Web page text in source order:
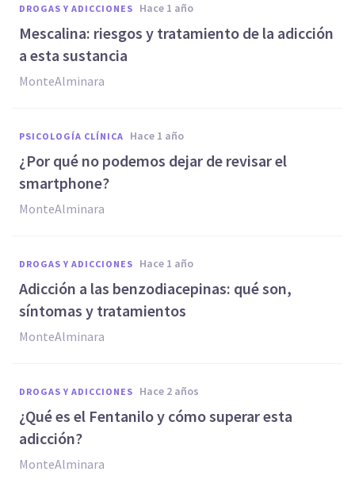
DROGAS Y ADICCIONES hace 1 año
Mescalina: riesgos y tratamiento de la adicción
a esta sustancia
MonteAlminara
PSICOLOGÍA CLÍNICA hace 1 año
¿Por qué no podemos dejar de revisar el
smartphone?
MonteAlminara
DROGAS Y ADICCIONES hace 1 año
Adicción a las benzodiacepinas: qué son,
síntomas y tratamientos
MonteAlminara
DROGAS Y ADICCIONES hace 2 años
¿Qué es el Fentanilo y cómo superar esta
adicción?
MonteAlminara